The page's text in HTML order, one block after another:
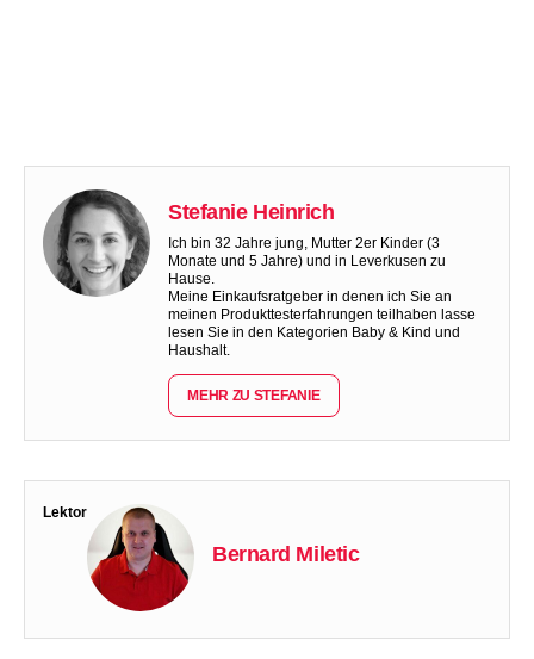
Stefanie Heinrich
Ich bin 32 Jahre jung, Mutter 2er Kinder (3
Monate und 5 Jahre) und in Leverkusen zu
Hause.
Meine Einkaufsratgeber in denen ich Sie an
meinen Produkttesterfahrungen teilhaben lasse
lesen Sie in den Kategorien Baby & Kind und
Haushalt.
MEHR ZU STEFANIE
Lektor
Bernard Miletic